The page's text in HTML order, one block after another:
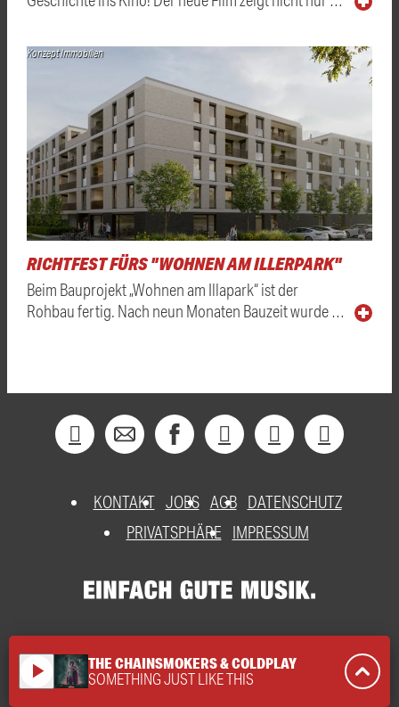
Konzept Immobilien
RICHTFEST FÜRS "WOHNEN AM ILLERPARK"
Beim Bauprojekt „Wohnen am Illapark“ ist der
Rohbau fertig. Nach neun Monaten Bauzeit wurde …
KONTAKT JOBS AGB DATENSCHUTZ
PRIVATSPHÄRE
IMPRESSUM
play_arrow THE CHAINSMOKERS & COLDPLAY
SOMETHING JUST LIKE THIS